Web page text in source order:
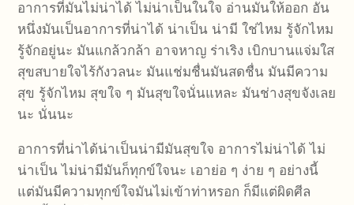
อาการที่มันไม่น่าได้ ไม่น่าเป็นในใจ อ่านมันให้ออก อัน
หนึ่งมันเป็นอาการที่น่าได้ น่าเป็น น่ามี ใช่ไหม รู้จักไหม
รู้จักอยู่นะ มันแกล้วกล้า อาจหาญ ร่าเริง เบิกบานแจ่มใส
สุขสบายใจไร้กังวลนะ มันแช่มชื่นมันสดชื่น มันมีความ
สุข รู้จักไหม สุขใจ ๆ มันสุขใจนั่นแหละ มันช่างสุขจังเลย
นะ นั่นนะ
อาการที่น่าได้น่าเป็นน่ามีมันสุขใจ อาการไม่น่าได้ ไม่
น่าเป็น ไม่น่ามีมันก็ทุกข์ใจนะ เอาย่อ ๆ ง่าย ๆ อย่างนี้
แต่มันมีความทุกข์ใจมันไม่เข้าท่าหรอก ก็มีแต่ผิดศีล